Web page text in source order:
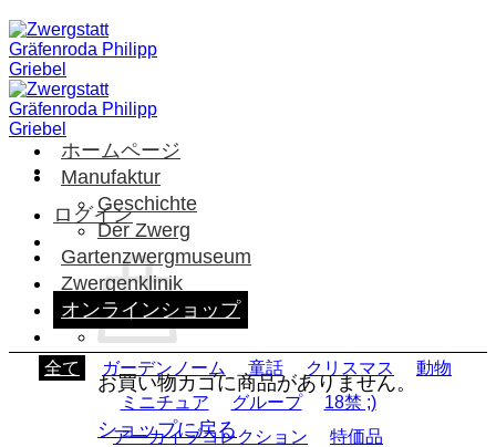
Skip
to
content
ログイン
お買い物カゴに商品がありません。
ショップに戻る
ホームページ
Manufaktur
Geschichte
Der Zwerg
Gartenzwergmuseum
Zwergenklinik
オンラインショップ
全て ガーデンノーム 童話 クリスマス
動物
ミニチュア
グループ
18禁 ;)
アーカイブコレクション
特価品